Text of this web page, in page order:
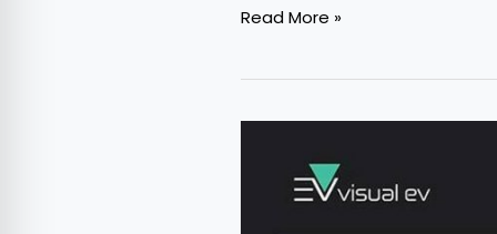
Read More »
Allview